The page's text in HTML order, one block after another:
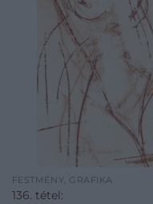
FESTMÉNY, GRAFIKA
136. tétel: